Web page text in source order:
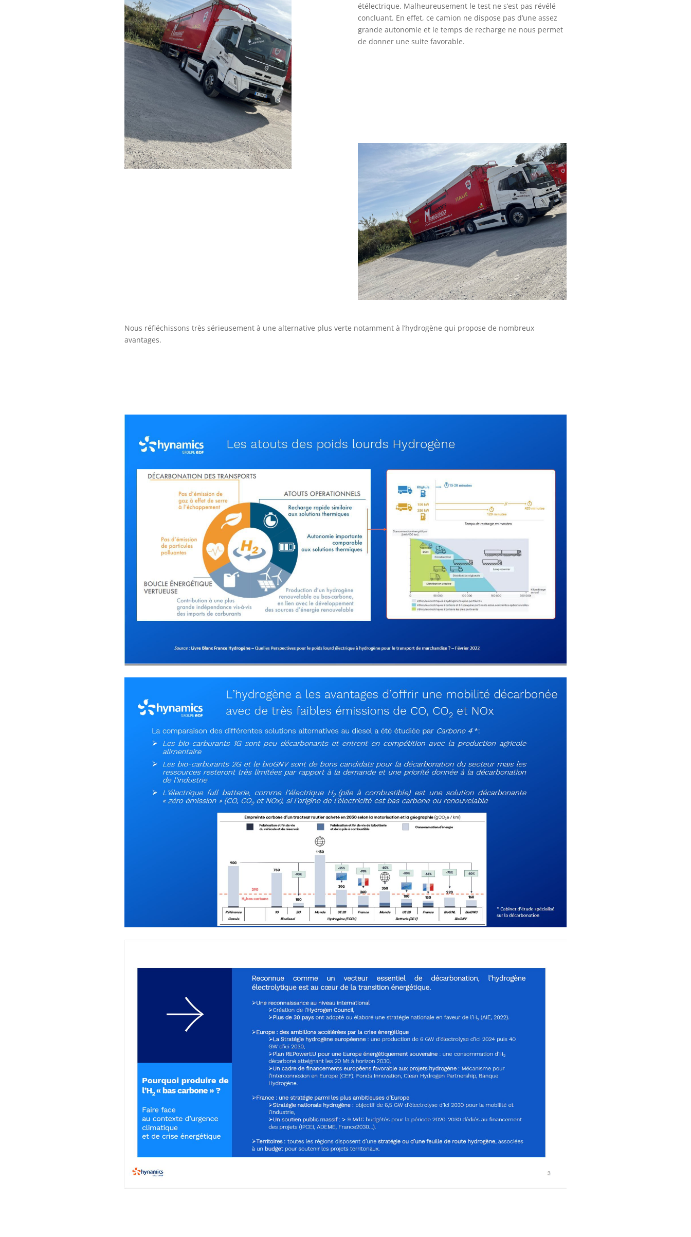
étélectrique. Malheureusement le test ne s’est pas révélé
concluant. En effet, ce camion ne dispose pas d’une assez
grande autonomie et le temps de recharge ne nous permet
de donner une suite favorable.
Nous réfléchissons très sérieusement à une alternative plus verte notamment à l’hydrogène qui propose de nombreux
avantages.